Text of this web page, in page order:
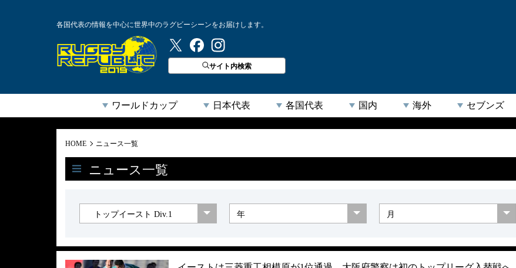
各国代表の情報を中心に世界中のラグビーシーンをお届けします。
ラグビーリパブリック
サイト内検索
ワールドカップ 日本代表 各国代表 国内 海外 セブンズ
HOME ニュース一覧
ニュース一覧